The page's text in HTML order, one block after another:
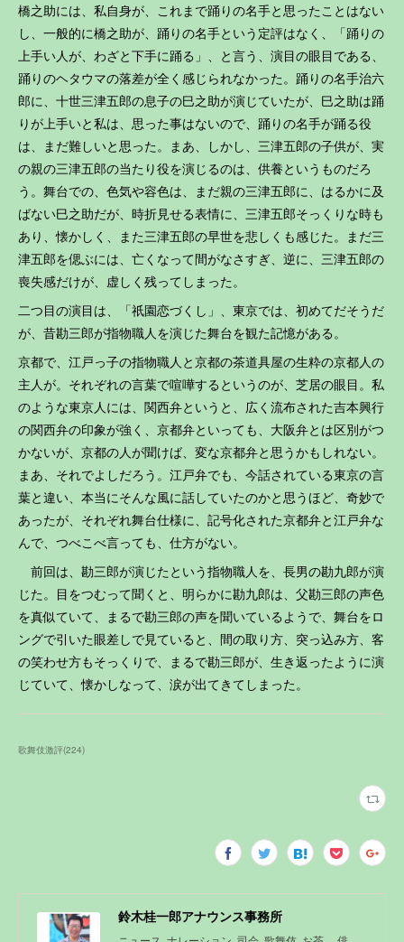
橋之助には、私自身が、これまで踊りの名手と思ったことはない
し、一般的に橋之助が、踊りの名手という定評はなく、「踊りの
上手い人が、わざと下手に踊る」、と言う、演目の眼目である、
踊りのヘタウマの落差が全く感じられなかった。踊りの名手治六
郎に、十世三津五郎の息子の巳之助が演じていたが、巳之助は踊
りが上手いと私は、思った事はないので、踊りの名手が踊る役
は、まだ難しいと思った。まあ、しかし、三津五郎の子供が、実
の親の三津五郎の当たり役を演じるのは、供養というものだろ
う。舞台での、色気や容色は、まだ親の三津五郎に、はるかに及
ばない巳之助だが、時折見せる表情に、三津五郎そっくりな時も
あり、懐かしく、また三津五郎の早世を悲しくも感じた。まだ三
津五郎を偲ぶには、亡くなって間がなさすぎ、逆に、三津五郎の
喪失感だけが、虚しく残ってしまった。
二つ目の演目は、「祇園恋づくし」、東京では、初めてだそうだ
が、昔勘三郎が指物職人を演じた舞台を観た記憶がある。
京都で、江戸っ子の指物職人と京都の茶道具屋の生粋の京都人の
主人が。それぞれの言葉で喧嘩するというのが、芝居の眼目。私
のような東京人には、関西弁というと、広く流布された吉本興行
の関西弁の印象が強く、京都弁といっても、大阪弁とは区別がつ
かないが、京都の人が聞けば、変な京都弁と思うかもしれない。
まあ、それでよしだろう。江戸弁でも、今話されている東京の言
葉と違い、本当にそんな風に話していたのかと思うほど、奇妙で
あったが、それぞれ舞台仕様に、記号化された京都弁と江戸弁な
んで、つべこべ言っても、仕方がない。
前回は、勘三郎が演じたという指物職人を、長男の勘九郎が演
じた。目をつむって聞くと、明らかに勘九郎は、父勘三郎の声色
を真似ていて、まるで勘三郎の声を聞いているようで、舞台をロ
ングで引いた眼差しで見ていると、間の取り方、突っ込み方、客
の笑わせ方もそっくりで、まるで勘三郎が、生き返ったように演
じていて、懐かしなって、涙が出てきてしまった。
歌舞伎激評(224)
鈴木桂一郎アナウンス事務所